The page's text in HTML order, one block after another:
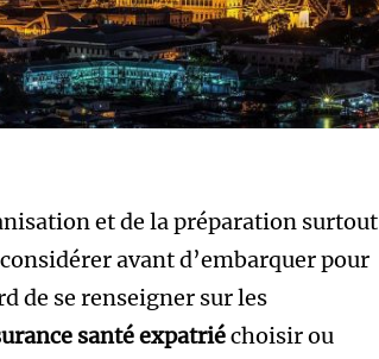
et de la préparation surtout
avant d’embarquer pour
de se renseigner sur les
santé expatriéchoisir ou